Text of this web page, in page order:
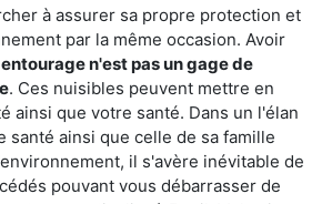
à assurer sa propre protection et
par la même occasion. Avoir
entourage n'est pas un gage de
. Ces nuisibles peuvent mettre en
ainsi que votre santé. Dans un l'élan
santé ainsi que celle de sa famille
il s'avère inévitable de
pouvant vous débarrasser de